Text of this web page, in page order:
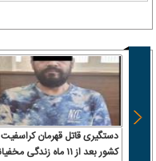
دستگیری قاتل قهرمان کراسفیت
کشور بعد از ۱۱ ماه زندگی مخفیانه